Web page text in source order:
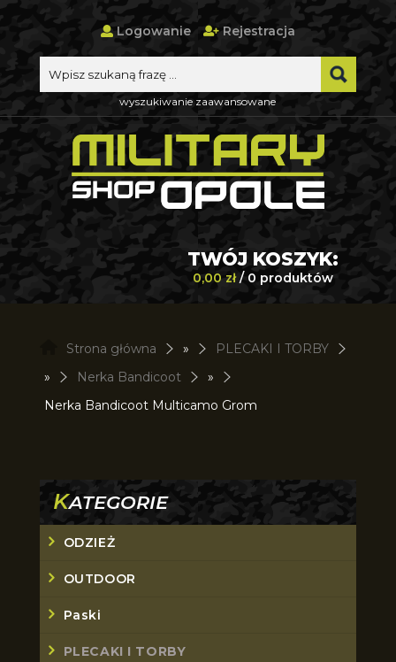
Logowanie Rejestracja
wyszukiwanie zaawansowane
TWÓJ KOSZYK:
0,00 zł/ 0 produktów
Strona główna »
PLECAKI I TORBY
»
Nerka Bandicoot
»
Nerka Bandicoot Multicamo Grom
KATEGORIE
ODZIEŻ
OUTDOOR
Paski
PLECAKI I TORBY